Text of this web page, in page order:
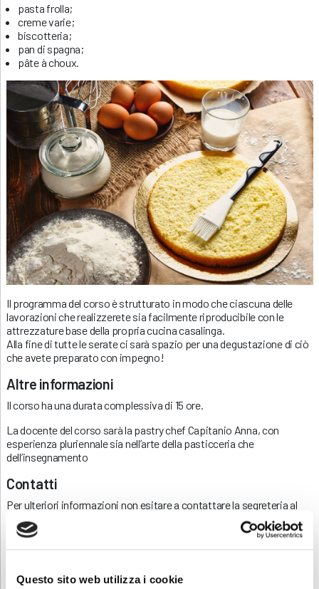
Questo sito web utilizza i cookie
pasta frolla;
creme varie;
biscotteria;
pan di spagna;
pâte à choux.
Il programma del corso è strutturato in modo che ciascuna delle
lavorazioni che realizzerete sia facilmente riproducibile con le
attrezzature base della propria cucina casalinga.
Alla fine di tutte le serate ci sarà spazio per una degustazione di ciò
che avete preparato con impegno!
Altre informazioni
Il corso ha una durata complessiva di 15 ore.
La docente del corso sarà la pastry chef Capitanio Anna, con
esperienza pluriennale sia nell’arte della pasticceria che
dell’insegnamento
Contatti
Per ulteriori informazioni non esitare a contattare la segreteria al
numero 0346 22808 o a